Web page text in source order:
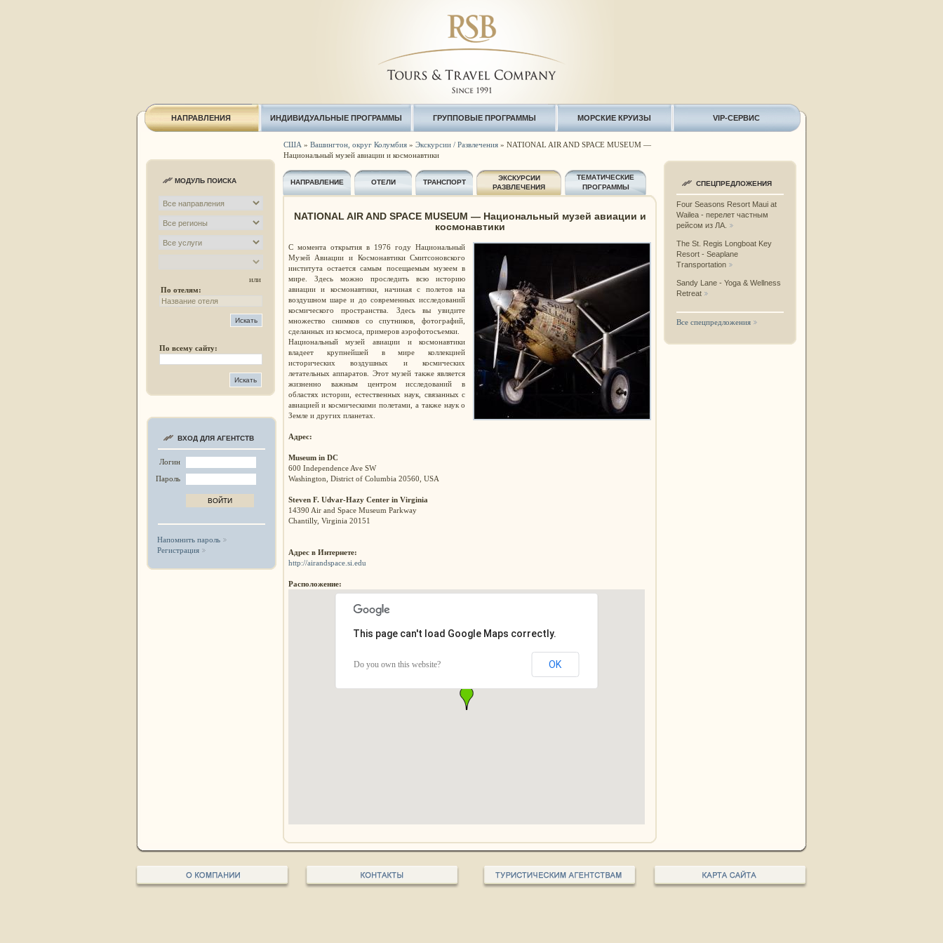
НАПРАВЛЕНИЯ ИНДИВИДУАЛЬНЫЕ ПРОГРАММЫ ГРУППОВЫЕ ПРОГРАММЫ МОРСКИЕ КРУИЗЫ VIP-СЕРВИС
МОДУЛЬ ПОИСКА
или
По отелям:
По всему сайту:
ВХОД ДЛЯ АГЕНТСТВ
Логин
Пароль
Напомнить пароль
Регистрация
США » Вашингтон, округ Колумбия» Экскурсии / Развлечения» NATIONAL AIR AND SPACE MUSEUM —
Национальный музей авиации и космонавтики
НАПРАВЛЕНИЕ ОТЕЛИ ТРАНСПОРТ
ЭКСКУРСИИ
РАЗВЛЕЧЕНИЯ
ТЕМАТИЧЕСКИЕ
ПРОГРАММЫ
NATIONAL AIR AND SPACE MUSEUM — Национальный музей авиации и
космонавтики
С момента открытия в 1976 году Национальный
Музей Авиации и Космонавтики Смитсоновского
института остается самым посещаемым музеем в
мире. Здесь можно проследить всю историю
авиации и космонавтики, начиная с полетов на
воздушном шаре и до современных исследований
космического пространства. Здесь вы увидите
множество снимков со спутников, фотографий,
сделанных из космоса, примеров аэрофотосъемки.
Национальный музей авиации и космонавтики
владеет крупнейшей в мире коллекцией
исторических воздушных и космических
летательных аппаратов. Этот музей также является
жизненно важным центром исследований в
областях истории, естественных наук, связанных с
авиацией и космическими полетами, а также наук о
Земле и других планетах.
Адрес:
Museum in DC
600 Independence Ave SW
Washington, District of Columbia 20560, USA
Steven F. Udvar-Hazy Center in Virginia
14390 Air and Space Museum Parkway
Chantilly, Virginia 20151
Адрес в Интернете:
http://airandspace.si.edu
Расположение:
This page can't load Google Maps correctly.
Do you own this website? OK
СПЕЦПРЕДЛОЖЕНИЯ
Four Seasons Resort Maui at
Wailea - перелет частным
рейсом из ЛА.
The St. Regis Longboat Key
Resort - Seaplane
Transportation
Sandy Lane - Yoga & Wellness
Retreat
Все спецпредложения